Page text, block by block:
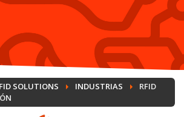
SOLUTIONS INDUSTRIAS
RFID